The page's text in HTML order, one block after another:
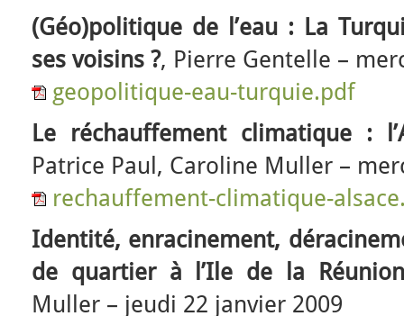
(Géo)politique de l’eau : La
ses voisins ?, Pierre Gentelle –
geopolitique-eau-turquie.pdf
Le réchauffement climatique :
Patrice Paul, Caroline Muller –
rechauffement-climatique-
Identité, enracinement,
de quartier à l’Ile de la Réunion
Muller – jeudi 22 janvier 2009